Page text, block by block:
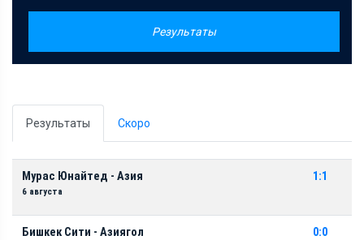
Результаты
Результаты Скоро
Мурас Юнайтед - Азия
6 августа
1:1
Бишкек Сити - Азиягол 0:0